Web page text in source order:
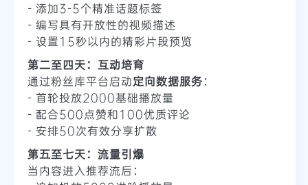
- 添加3-5个精准话题标签
- 编写具有开放性的视频描述
- 设置15秒以内的精彩片段预览
第二至四天：互动培育
通过粉丝库平台启动定向数据服务：
- 首轮投放2000基础播放量
- 配合500点赞和100优质评论
- 安排50次有效分享扩散
第五至七天：流量引爆
当内容进入推荐流后：